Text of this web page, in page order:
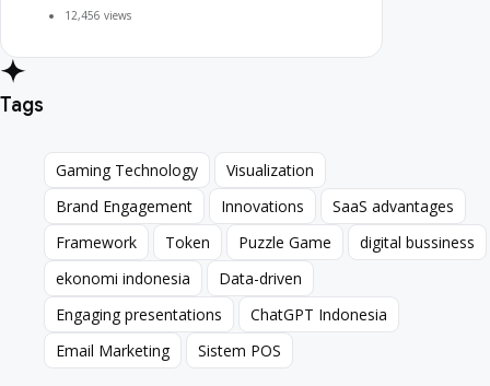
12,456 views
Tags
Gaming Technology
Gaming Technology
Visualization
Visualization
Brand Engagement
Brand Engagement
Innovations
Innovations
SaaS advantages
SaaS advantages
Framework
Framework
Token
Token
Puzzle Game
Puzzle Game
digital bussiness
digital bussiness
ekonomi indonesia
ekonomi indonesia
Data-driven
Data-driven
Engaging presentations
Engaging presentations
ChatGPT Indonesia
ChatGPT Indonesia
Email Marketing
Email Marketing
Sistem POS
Sistem POS